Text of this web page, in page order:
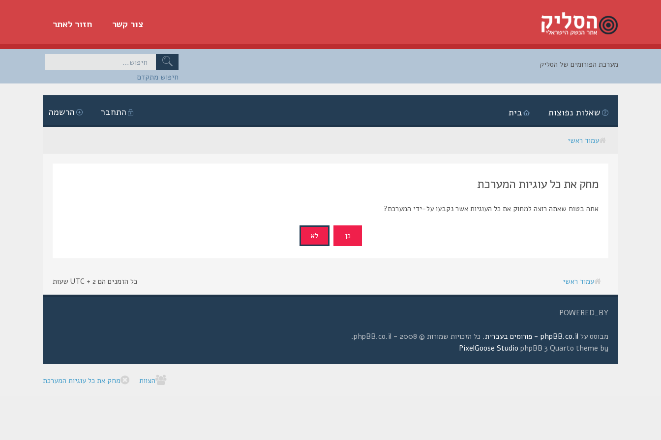
חזור לאתר צור קשר
חיפוש מתקדם
מערכת הפורומים של הסליק
הרשמה התחבר בית שאלות נפוצות
עמוד ראשי
מחק את כל עוגיות המערכת
אתה בטוח שאתה רוצה למחוק את כל העוגיות אשר נקבעו על-ידי המערכת?
עמוד ראשי כל הזמנים הם UTC + 2 שעות
POWERED_BY
מבוסס על phpBB.co.il - פורומים בעברית
. כל הזכויות שמורות © 2008 - phpBB.co.il.
phpBB 3 Quarto theme by
PixelGoose Studio
הצוות מחק את כל עוגיות המערכת